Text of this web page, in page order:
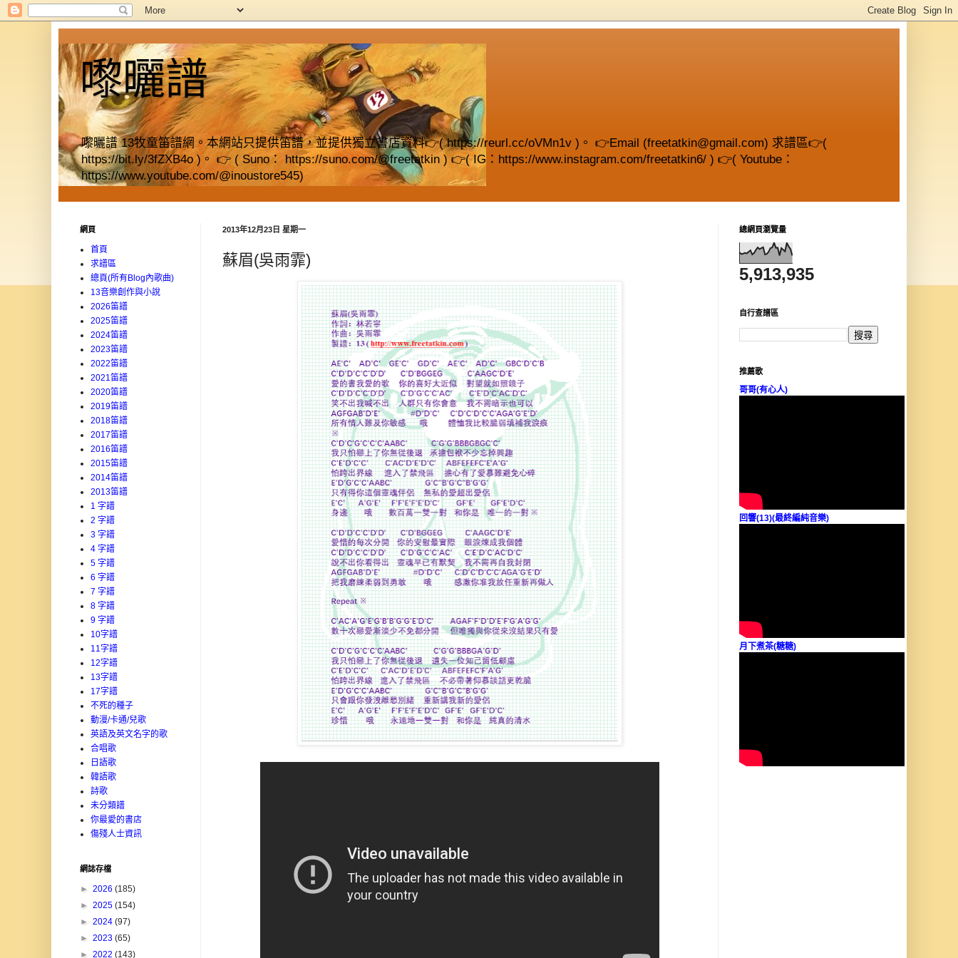
嚟曬譜
嚟曬譜 13牧童笛譜網。本網站只提供笛譜，並提供獨立書店資料👉( https://reurl.cc/oVMn1v )。 👉Email (freetatkin@gmail.com) 求譜區👉(
https://bit.ly/3fZXB4o )。 👉 ( Suno： https://suno.com/@freetatkin ) 👉( IG：https://www.instagram.com/freetatkin6/ ) 👉( Youtube：
https://www.youtube.com/@inoustore545)
2013年12月23日 星期一
蘇眉(吳雨霏)
網頁
首頁
求譜區
總頁(所有Blog內歌曲)
13音樂創作與小說
2026笛譜
2025笛譜
2024笛譜
2023笛譜
2022笛譜
2021笛譜
2020笛譜
2019笛譜
2018笛譜
2017笛譜
2016笛譜
2015笛譜
2014笛譜
2013笛譜
1 字譜
2 字譜
3 字譜
4 字譜
5 字譜
6 字譜
7 字譜
8 字譜
9 字譜
10字譜
11字譜
12字譜
13字譜
17字譜
不死的種子
動漫/卡通/兒歌
英語及英文名字的歌
合唱歌
日語歌
韓語歌
詩歌
未分類譜
你最愛的書店
傷殘人士資訊
網誌存檔
► 2026 (185)
► 2025 (154)
► 2024 (97)
► 2023 (65)
► 2022 (143)
總網頁瀏覽量
5,913,935
自行查譜區
推薦歌
哥哥(有心人)
回響(13)(最終編純音樂)
月下煮茶(糖糖)